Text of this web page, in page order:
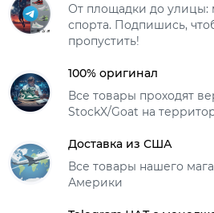
От площадки до улицы:
спорта. Подпишись,
пропустить!
100% оригинал
Все товары проходят
StockX/Goat на
Доставка из США
Все товары нашего
Америки